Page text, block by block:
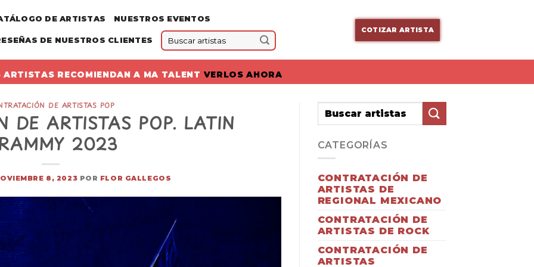
DE ARTISTAS NUESTROS EVENTOS
DE NUESTROS CLIENTES
COTIZAR ARTISTA
ARTISTAS RECOMIENDAN A MA TALENT VERLOS AHORA
DE ARTISTAS POP
DE ARTISTAS POP. LATIN
2023
8, 2023 POR FLOR GALLEGOS
CATEGORÍAS
CONTRATACIÓN DE
ARTISTAS DE
REGIONAL MEXICANO
CONTRATACIÓN DE
ARTISTAS DE ROCK
CONTRATACIÓN DE
ARTISTAS